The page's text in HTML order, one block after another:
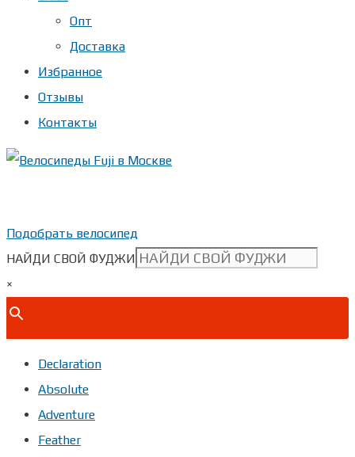
Опт
Доставка
Избранное
Отзывы
Контакты
Подобрать велосипед
НАЙДИ СВОЙ ФУДЖИ
×
Declaration
Absolute
Adventure
Feather